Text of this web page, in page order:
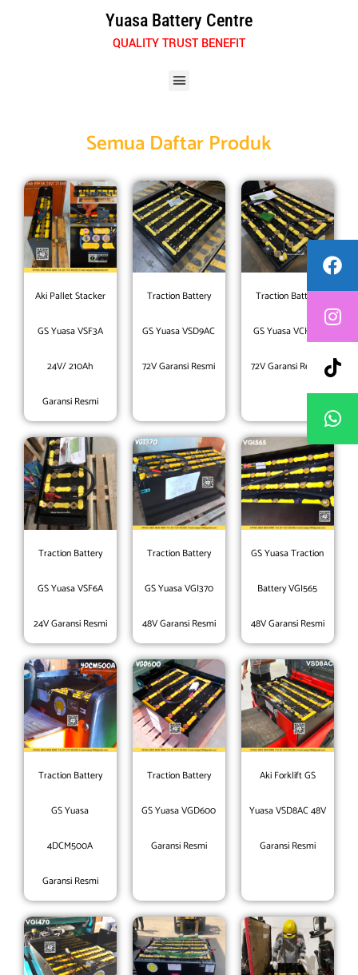
Yuasa Battery Centre
QUALITY TRUST BENEFIT
Menu
Semua Daftar Produk
Aki Pallet Stacker
GS Yuasa VSF3A
24V/ 210Ah
Garansi Resmi
Traction Battery
GS Yuasa VSD9AC
72V Garansi Resmi
Traction Battery
GS Yuasa VCH6C
72V Garansi Resmi
Traction Battery
GS Yuasa VSF6A
24V Garansi Resmi
Traction Battery
GS Yuasa VGI370
48V Garansi Resmi
GS Yuasa Traction
Battery VGI565
48V Garansi Resmi
Traction Battery
GS Yuasa
4DCM500A
Garansi Resmi
Traction Battery
GS Yuasa VGD600
Garansi Resmi
Aki Forklift GS
Yuasa VSD8AC 48V
Garansi Resmi